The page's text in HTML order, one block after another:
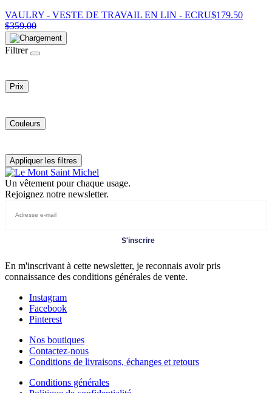
VAULRY - VESTE DE TRAVAIL EN LIN - ECRU$179.50
$359.00
Filtrer
Prix
Couleurs
Appliquer les filtres
Un vêtement pour chaque usage.
Rejoignez notre newsletter.
S'inscrire
En m'inscrivant à cette newsletter, je reconnais avoir pris
connaissance des conditions générales de vente.
Instagram
Facebook
Pinterest
Nos boutiques
Contactez-nous
Conditions de livraisons, échanges et retours
Conditions générales